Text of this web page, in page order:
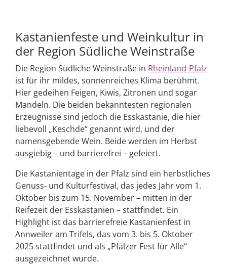
Kastanienfeste und Weinkultur in
der Region Südliche Weinstraße
Die Region Südliche Weinstraße in Rheinland-Pfalz
ist für ihr mildes, sonnenreiches Klima berühmt.
Hier gedeihen Feigen, Kiwis, Zitronen und sogar
Mandeln. Die beiden bekanntesten regionalen
Erzeugnisse sind jedoch die Esskastanie, die hier
liebevoll „Keschde“ genannt wird, und der
namensgebende Wein. Beide werden im Herbst
ausgiebig – und barrierefrei – gefeiert.
Die Kastanientage in der Pfalz sind ein herbstliches
Genuss- und Kulturfestival, das jedes Jahr vom 1.
Oktober bis zum 15. November – mitten in der
Reifezeit der Esskastanien – stattfindet. Ein
Highlight ist das barrierefreie Kastanienfest in
Annweiler am Trifels, das vom 3. bis 5. Oktober
2025 stattfindet und als „Pfälzer Fest für Alle“
ausgezeichnet wurde.